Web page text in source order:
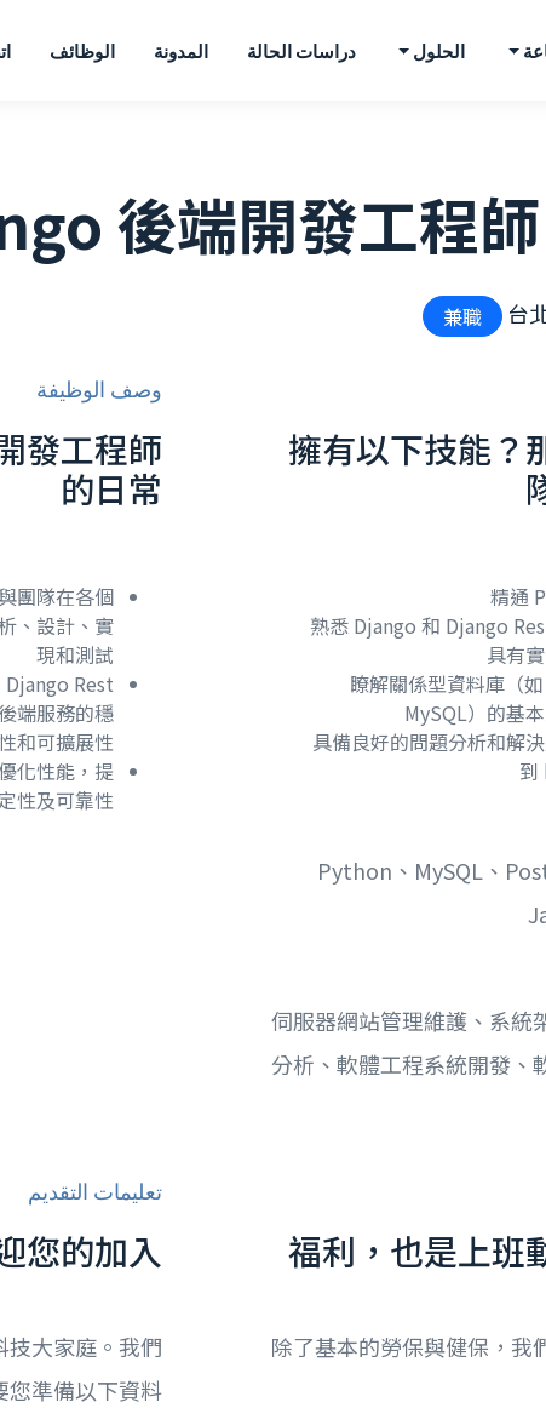
الحلول دراسات الحالة المدونة الوظائف
後端開發工程師
兼職
擁有以下技能？
精通
熟悉 Django 和 Django
具有
瞭解關係型資料庫（
MySQL）的基
具備良好的問題分析和解
到
Python、MySQL、
伺服器網站管理維護、系統
分析、軟體工程系統開發、
وصف الوظيفة
發工程師
的日常
團隊在各個
、設計、實
現和測試
Rest
端服務的穩
和可擴展性
化性能，提
性及可靠性
福利，也是上班
除了基本的勞保與健保，我
تعليمات التقديم
您的加入
技大家庭。我們
您準備以下資料